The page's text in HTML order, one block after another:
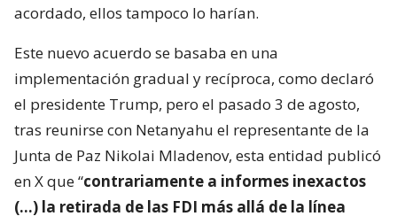
acordado, ellos tampoco lo harían.
Este nuevo acuerdo se basaba en una
implementación gradual y recíproca, como declaró
el presidente Trump, pero el pasado 3 de agosto,
tras reunirse con Netanyahu el representante de la
Junta de Paz Nikolai Mladenov, esta entidad publicó
en X que “contrariamente a informes inexactos
(…) la retirada de las FDI más allá de la línea